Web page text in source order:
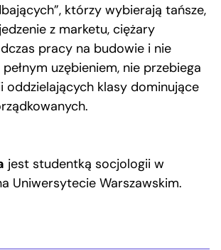
którzy wybierają tańsze,
z marketu, ciężary
pracy na budowie i nie
uzębieniem, nie przebiega
oddzielających klasy dominujące
jest studentką socjologii w
Uniwersytecie Warszawskim.